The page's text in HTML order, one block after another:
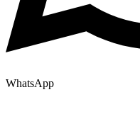
WhatsApp